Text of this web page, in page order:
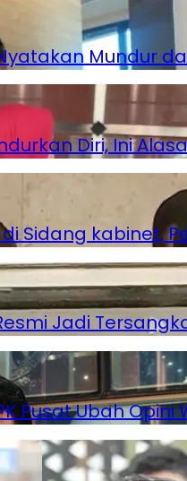
Mundur
Diri, Ini
Sidang kabinet,
Jadi
Pusat Ubah Opini